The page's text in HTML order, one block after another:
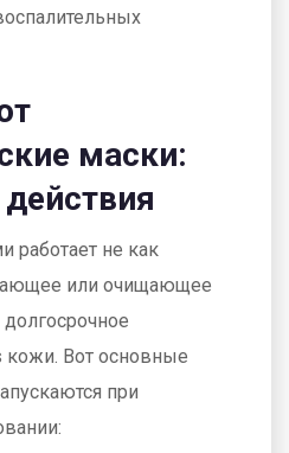
маски:
работает не как
или очищающее
кожи. Вот основные
при